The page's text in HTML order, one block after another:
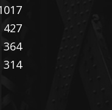
427
364
314